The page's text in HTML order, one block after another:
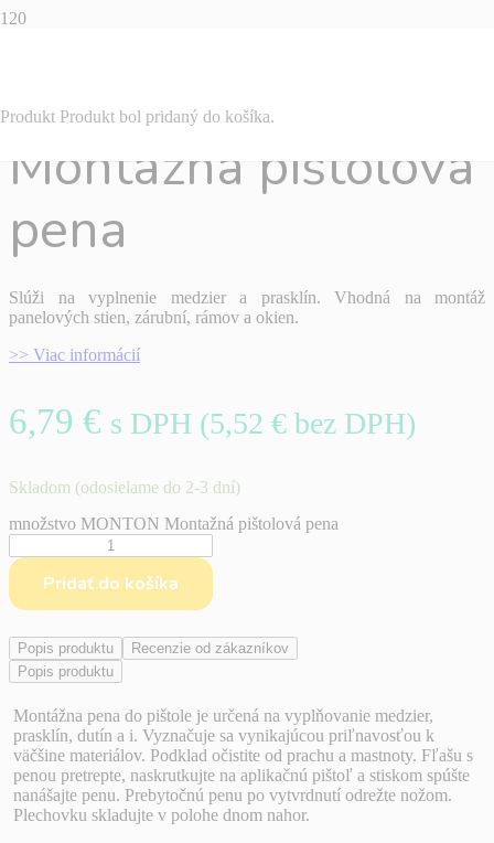
Produkt Produkt bol pridaný do košíka.
MONTON
Montažná pištolová
pena
Slúži na vyplnenie medzier a prasklín. Vhodná na montáž
panelových stien, zárubní, rámov a okien.
>> Viac informácií
6,79 € s DPH (5,52 € bez DPH)
Skladom (odosielame do 2-3 dní)
množstvo MONTON Montažná pištolová pena
Pridať do košíka
Popis produktu
Recenzie od zákazníkov
Popis produktu
Montážna pena do pištole je určená na vyplňovanie medzier,
prasklín, dutín a i. Vyznačuje sa vynikajúcou priľnavosťou k
väčšine materiálov. Podklad očistite od prachu a mastnoty. Fľašu s
penou pretrepte, naskrutkujte na aplikačnú pištoľ a stiskom spúšte
nanášajte penu. Prebytočnú penu po vytvrdnutí odrežte nožom.
Plechovku skladujte v polohe dnom nahor.